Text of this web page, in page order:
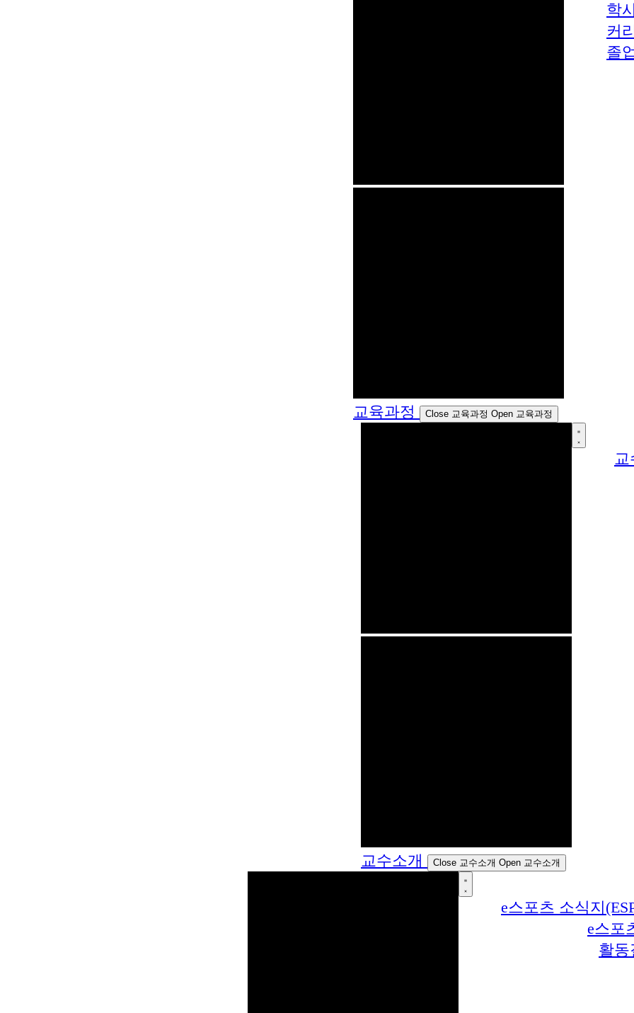
교육과정 Close 교육과정 Open 교육과정
학
커
졸
교수소개 Close 교수소개 Open 교수소개
교
e스포츠 소식지
e스포
활동